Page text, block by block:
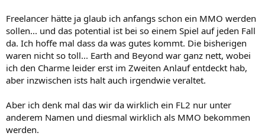
Freelancer hätte ja glaub ich anfangs schon ein MMO werden
sollen... und das potential ist bei so einem Spiel auf jeden Fall
da. Ich hoffe mal dass da was gutes kommt. Die bisherigen
waren nicht so toll... Earth and Beyond war ganz nett, wobei
ich den Charme leider erst im Zweiten Anlauf entdeckt hab,
aber inzwischen ists halt auch irgendwie veraltet.
Aber ich denk mal das wir da wirklich ein FL2 nur unter
anderem Namen und diesmal wirklich als MMO bekommen
werden.